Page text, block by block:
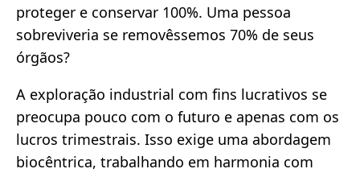
proteger e conservar 100%. Uma pessoa
sobreviveria se removêssemos 70% de seus
órgãos?
A exploração industrial com fins lucrativos se
preocupa pouco com o futuro e apenas com os
lucros trimestrais. Isso exige uma abordagem
biocêntrica, trabalhando em harmonia com